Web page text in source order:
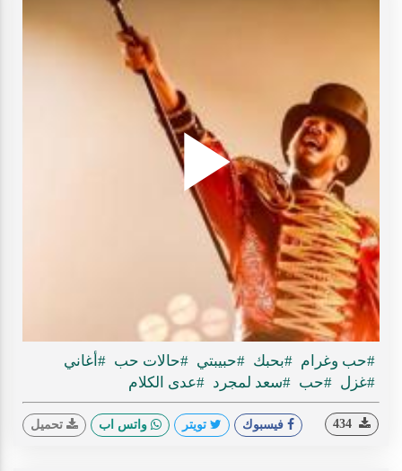
Play
#حب وغرام #بحبك #حبيبتي #حالات حب #أغاني
#غزل #حب #سعد لمجرد #عدى الكلام
فيسبوك تويتر واتس اب تحميل